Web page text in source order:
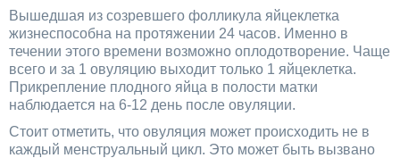
Вышедшая из созревшего фолликула яйцеклетка
жизнеспособна на протяжении 24 часов. Именно в
течении этого времени возможно оплодотворение. Чаще
всего и за 1 овуляцию выходит только 1 яйцеклетка.
Прикрепление плодного яйца в полости матки
наблюдается на 6-12 день после овуляции.
Стоит отметить, что овуляция может происходить не в
каждый менструальный цикл. Это может быть вызвано